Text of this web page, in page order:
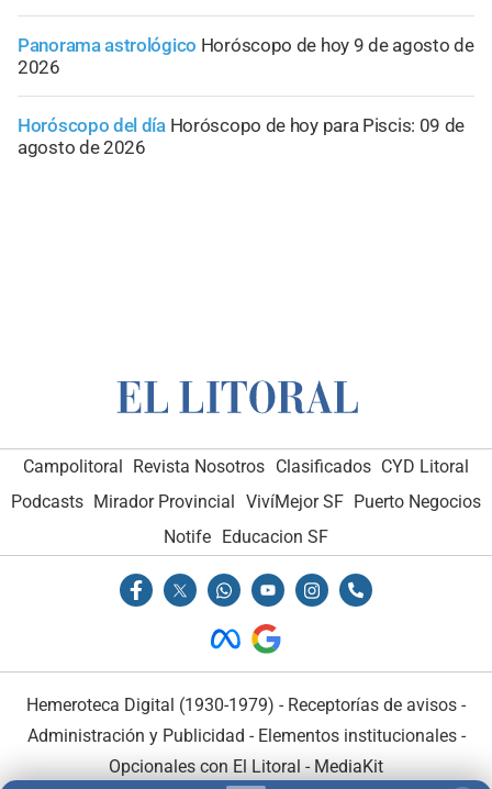
Panorama astrológico Horóscopo de hoy 9 de agosto de
2026
Horóscopo del día Horóscopo de hoy para Piscis: 09 de
agosto de 2026
Campolitoral Revista Nosotros Clasificados CYD Litoral
Podcasts Mirador Provincial VivíMejor SF Puerto Negocios
Notife Educacion SF
Hemeroteca Digital (1930-1979) - Receptorías de avisos -
Administración y Publicidad - Elementos institucionales-
Opcionales con El Litoral - MediaKit